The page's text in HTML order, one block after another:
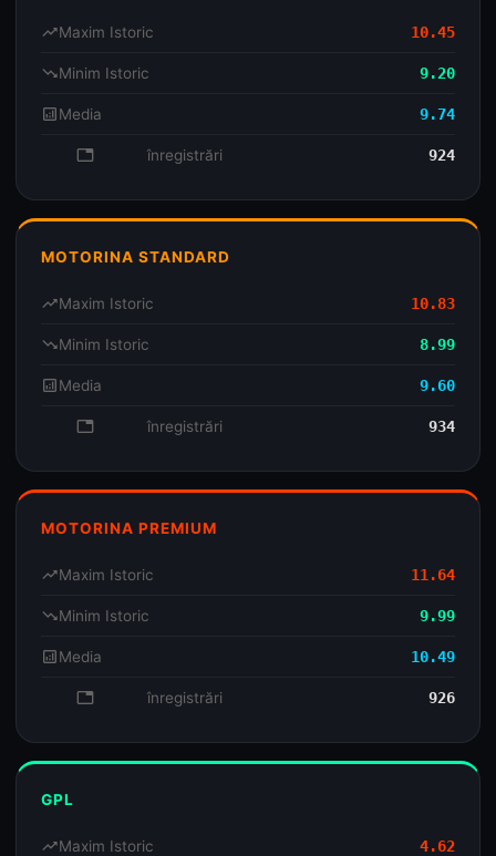
trending_upMaxim Istoric 10.45
trending_downMinim Istoric 9.20
analyticsMedia 9.74
database înregistrări 924
MOTORINA STANDARD
trending_upMaxim Istoric 10.83
trending_downMinim Istoric 8.99
analyticsMedia 9.60
database înregistrări 934
MOTORINA PREMIUM
trending_upMaxim Istoric 11.64
trending_downMinim Istoric 9.99
analyticsMedia 10.49
database înregistrări 926
GPL
trending_upMaxim Istoric 4.62